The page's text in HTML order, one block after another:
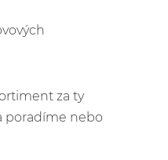
za ty
poradíme nebo